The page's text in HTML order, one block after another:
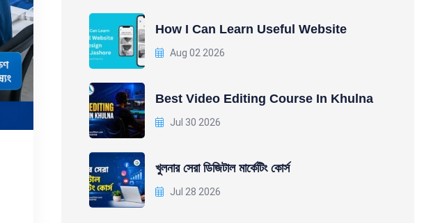
How I Can Learn Useful Website
Aug 02 2026
Best Video Editing Course In Khulna
Jul 30 2026
খুলনার সেরা ডিজিটাল মার্কেটিং কোর্স
Jul 28 2026